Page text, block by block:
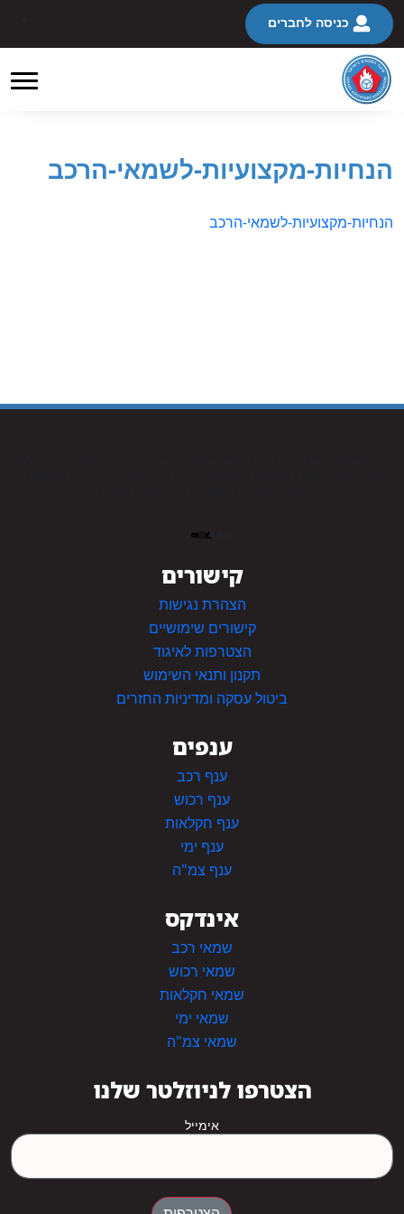
כניסה לחברים
הנחיות-מקצועיות-לשמאי-הרכב
הנחיות-מקצועיות-לשמאי-הרכב
קישורים
הצהרת נגישות
קישורים שימושיים
הצטרפות לאיגוד
תקנון ותנאי השימוש
ביטול עסקה ומדיניות החזרים
ענפים
ענף רכב
ענף רכוש
ענף חקלאות
ענף ימי
ענף צמ"ה
אינדקס
שמאי רכב
שמאי רכוש
שמאי חקלאות
שמאי ימי
שמאי צמ"ה
הצטרפו לניוזלטר שלנו
אימייל